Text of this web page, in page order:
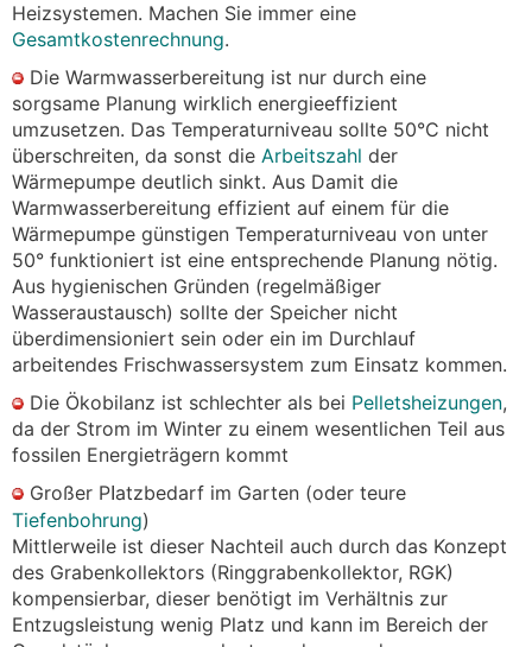
Heizsystemen. Machen Sie immer eine
Gesamtkostenrechnung.
Die Warmwasserbereitung ist nur durch eine
sorgsame Planung wirklich energieeffizient
umzusetzen. Das Temperaturniveau sollte 50°C nicht
überschreiten, da sonst die Arbeitszahl der
Wärmepumpe deutlich sinkt. Aus Damit die
Warmwasserbereitung effizient auf einem für die
Wärmepumpe günstigen Temperaturniveau von unter
50° funktioniert ist eine entsprechende Planung nötig.
Aus hygienischen Gründen (regelmäßiger
Wasseraustausch) sollte der Speicher nicht
überdimensioniert sein oder ein im Durchlauf
arbeitendes Frischwassersystem zum Einsatz kommen.
Die Ökobilanz ist schlechter als bei Pelletsheizungen,
da der Strom im Winter zu einem wesentlichen Teil aus
fossilen Energieträgern kommt
Großer P atzbedarf im Garten (oder teure
Tiefenbohrung)
Mittlerweile ist dieser Nachteil auch durch das Konzept
des Grabenkollektors (Ringgrabenkollektor, RGK)
kompensierbar, dieser benötigt im Verhältnis zur
Entzugsleistung wenig Platz und kann im Bereich der